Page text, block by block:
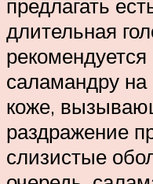
предлагать
длительная
саламандру на
коже,
раздражение
слизистые